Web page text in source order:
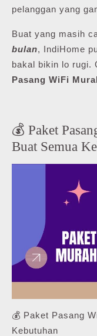
pelanggan yang
Buat yang masih
bulan, IndiHome
bakal bikin lo rugi.
Pasang WiFi
💰 Paket
Buat Semua
💰 Paket Pasang
Kebutuhan